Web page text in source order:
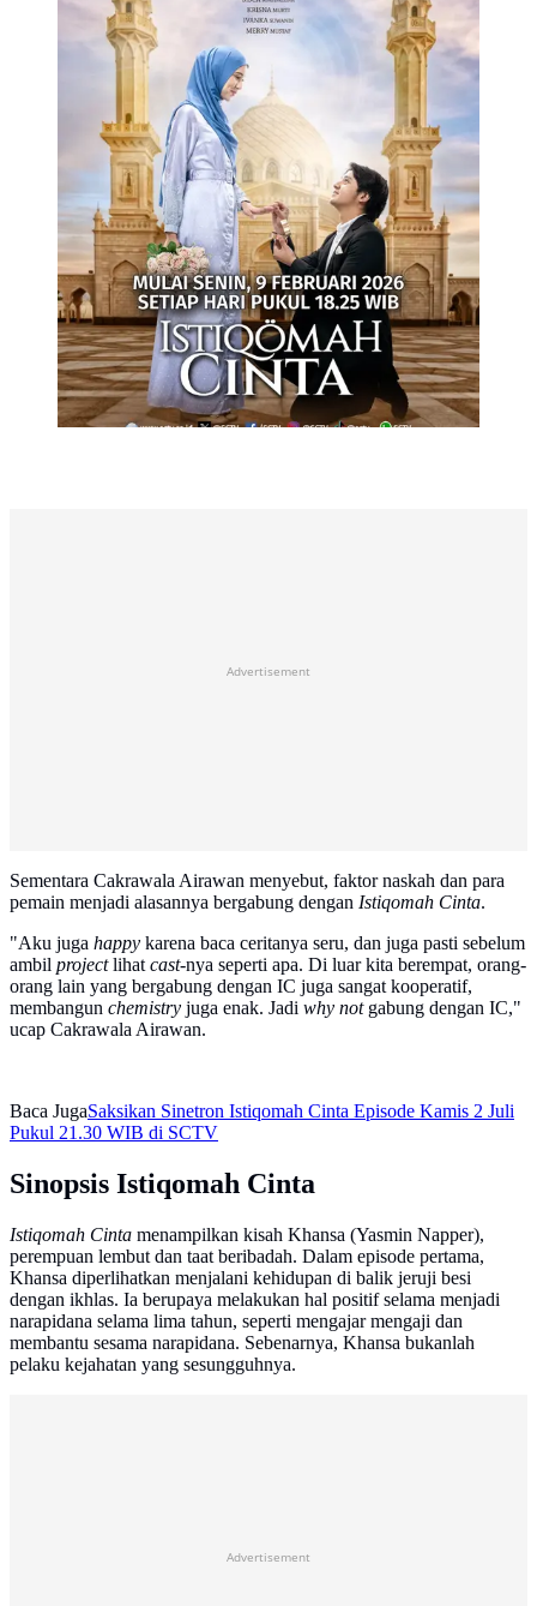
Advertisement
Sementara Cakrawala Airawan menyebut, faktor naskah dan para
pemain menjadi alasannya bergabung dengan Istiqomah Cinta.
"Aku juga happy karena baca ceritanya seru, dan juga pasti sebelum
ambil projectlihat cast-nya seperti apa. Di luar kita berempat, orang-
orang lain yang bergabung dengan IC juga sangat kooperatif,
membangun chemistry juga enak. Jadi why notgabung dengan IC,"
ucap Cakrawala Airawan.
Baca JugaSaksikan Sinetron Istiqomah Cinta Episode Kamis 2 Juli
Pukul 21.30 WIB di SCTV
Sinopsis Istiqomah Cinta
Istiqomah Cinta menampilkan kisah Khansa (Yasmin Napper),
perempuan lembut dan taat beribadah. Dalam episode pertama,
Khansa diperlihatkan menjalani kehidupan di balik jeruji besi
dengan ikhlas. Ia berupaya melakukan hal positif selama menjadi
narapidana selama lima tahun, seperti mengajar mengaji dan
membantu sesama narapidana. Sebenarnya, Khansa bukanlah
pelaku kejahatan yang sesungguhnya.
Advertisement